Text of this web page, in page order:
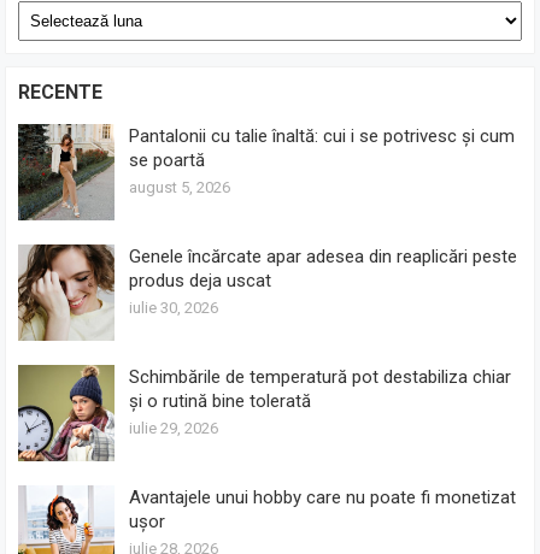
Arhive
RECENTE
Pantalonii cu talie înaltă: cui i se potrivesc și cum
se poartă
august 5, 2026
Genele încărcate apar adesea din reaplicări peste
produs deja uscat
iulie 30, 2026
Schimbările de temperatură pot destabiliza chiar
și o rutină bine tolerată
iulie 29, 2026
Avantajele unui hobby care nu poate fi monetizat
ușor
iulie 28, 2026